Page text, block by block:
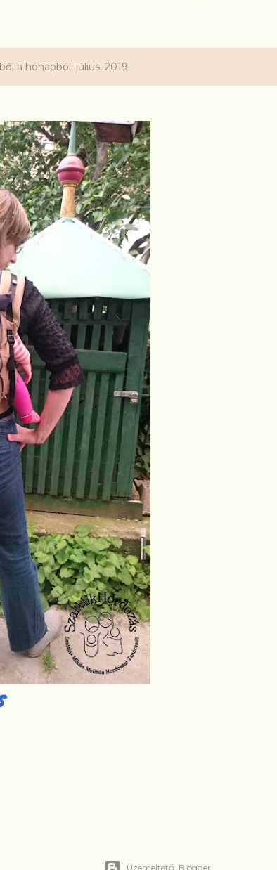
a hónapból: július, 2019
Üzemeltető: Blogger